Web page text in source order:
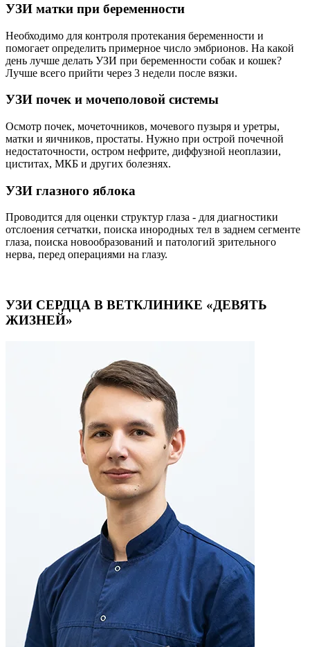
УЗИ матки при беременности
Необходимо для контроля протекания беременности и
помогает определить примерное число эмбрионов. На какой
день лучше делать УЗИ при беременности собак и кошек?
Лучше всего прийти через 3 недели после вязки.
УЗИ почек и мочеполовой системы
Осмотр почек, мочеточников, мочевого пузыря и уретры,
матки и яичников, простаты. Нужно при острой почечной
недостаточности, остром нефрите, диффузной неоплазии,
циститах, МКБ и других болезнях.
УЗИ глазного яблока
Проводится для оценки структур глаза - для диагностики
отслоения сетчатки, поиска инородных тел в заднем сегменте
глаза, поиска новообразований и патологий зрительного
нерва, перед операциями на глазу.
УЗИ СЕРДЦА В ВЕТКЛИНИКЕ «ДЕВЯТЬ
ЖИЗНЕЙ»